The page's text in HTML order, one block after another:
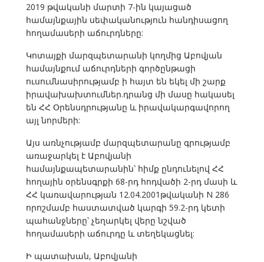
2019 թվականի մարտի 7-ին կայացած
համայնքային սեփականություն հանդիսացող
հողամասերի աճուրդները:
Կոտայքի մարզպետարանի կողմից Աբովյան
համայնքում աճուրդների գործընթացի
ուսումնասիրությամբ ի հայտ են եկել մի շարք
իրավախախտումներ.դրանց մի մասը հակասել
են ՀՀ Օրենսդրությանը և իրավակարգավորող
այլ նորմերի:
Այս առնչությամբ մարզպետարանը գրությամբ
առաջարկել է Աբովյանի
համայնքապետարանին՝ հիմք ընդունելով ՀՀ
հողային օրենսգրքի 68-րդ հոդվածի 2-րդ մասի և
ՀՀ կառավարության 12.04.2001թվականի N 286
որոշմամբ հաստատված կարգի 59.2-րդ կետի
պահանջները՝ չեղարկել վերը նշված
հողամասերի աճուրդը և տեղեկացնել:
Ի պատախան, Աբովյանի